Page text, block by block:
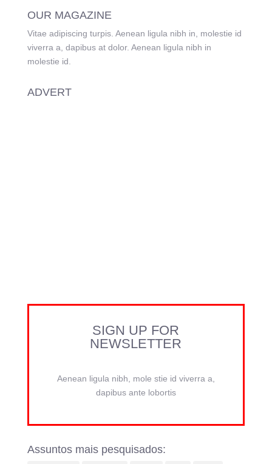
OUR MAGAZINE
Vitae adipiscing turpis. Aenean ligula nibh in, molestie id
viverra a, dapibus at dolor. Aenean ligula nibh in
molestie id.
ADVERT
SIGN UP FOR
NEWSLETTER
Aenean ligula nibh, mole stie id viverra a,
dapibus ante lobortis
Assuntos mais pesquisados: